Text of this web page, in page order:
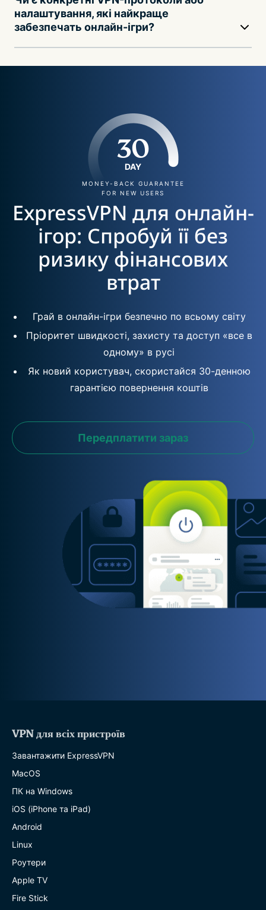
налаштування, які найкраще
забезпечать онлайн-ігри?
30
DAY
MONEY-BACK GUARANTEE
FOR NEW USERS
ExpressVPN для онлайн-
ігор: Спробуй її без
ризику фінансових
втрат
Грай в онлайн-ігри безпечно по всьому світу
Пріоритет швидкості, захисту та доступ «все в
одному» в русі
Як новий користувач, скористайся 30-денною
гарантією повернення коштів
Передплатити зараз
VPN для всіх пристроїв
Завантажити ExpressVPN
MacOS
ПК на Windows
iOS (iPhone та iPad)
Android
Linux
Роутери
Apple TV
Fire Stick